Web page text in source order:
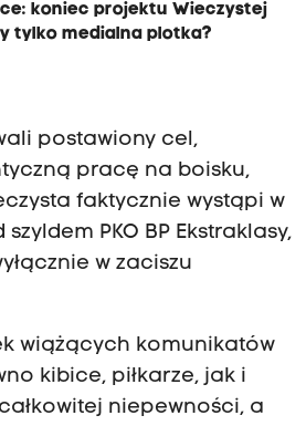
koniec projektu Wieczystej
tylko medialna plotka?
postawiony cel,
pracę na boisku,
faktycznie wystąpi w
PKO BP Ekstraklasy,
w zaciszu
wiążących komunikatów
kibice, piłkarze, jak i
niepewności, a